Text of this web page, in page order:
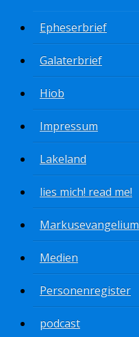
Epheserbrief
Galaterbrief
Hiob
Impressum
Lakeland
lies mich! read me!
Markusevangelium
Medien
Personenregister
podcast